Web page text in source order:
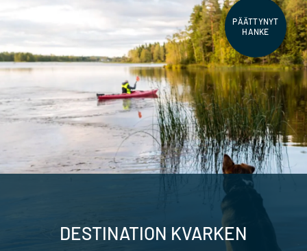
PÄÄTTYNYT
HANKE
DESTINATION KVARKEN